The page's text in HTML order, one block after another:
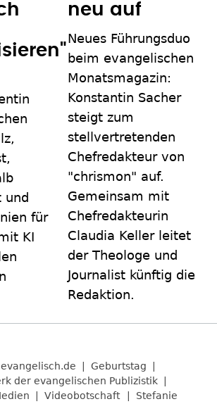
und
für
KI
neu auf
Neues Führungsduo
beim evangelischen
Monatsmagazin:
Konstantin Sacher
steigt zum
stellvertretenden
Chefredakteur von
"chrismon" auf.
Gemeinsam mit
Chefredakteurin
Claudia Keller leitet
der Theologe und
Journalist künftig die
Redaktion.
evangelisch.de
Geburtstag
der evangelischen Publizistik
Videobotschaft
Stefanie